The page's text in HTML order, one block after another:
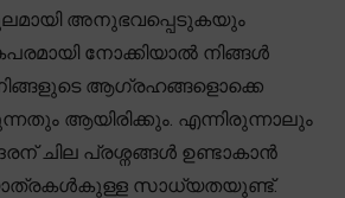
അനുഭവപ്പെടുകയും
നോക്കിയാൽ നിങ്ങൾ
ആഗ്രഹങ്ങളൊക്കെ
ആയിരിക്കും. എന്നിരുന്നാലും
ചില പ്രശ്നങ്ങൾ ഉണ്ടാകാൻ
സാധ്യതയുണ്ട്.